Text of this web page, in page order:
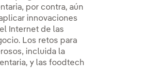
por contra, aún
innovaciones
Internet de las
Los retos para
incluida la
y las foodtech